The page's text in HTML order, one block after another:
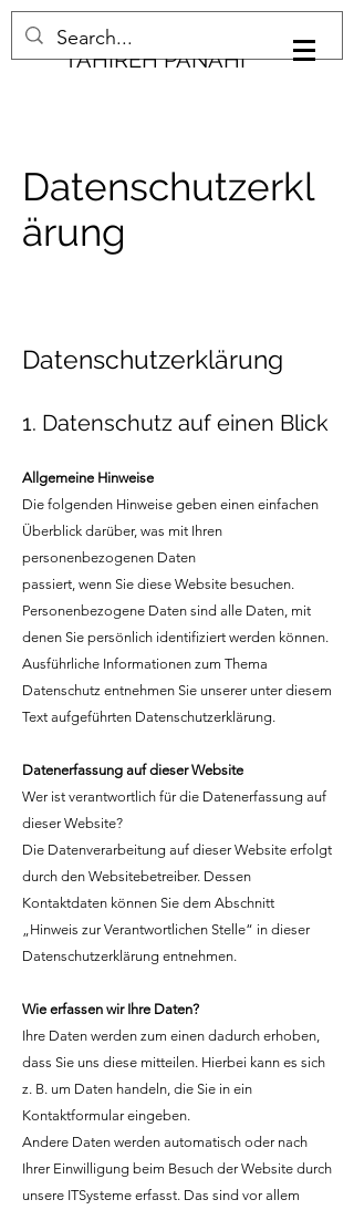
TAHIREH PANAHI
Datenschutzerkl
ärung
Datenschutzerklärung
1. Datenschutz auf einen Blick
Allgemeine Hinweise
Die folgenden Hinweise geben einen einfachen
Überblick darüber, was mit Ihren
personenbezogenen Daten
passiert, wenn Sie diese Website besuchen.
Personenbezogene Daten sind alle Daten, mit
denen Sie persönlich identifiziert werden können.
Ausführliche Informationen zum Thema
Datenschutz entnehmen Sie unserer unter diesem
Text aufgeführten Datenschutzerklärung.
Datenerfassung auf dieser Website
Wer ist verantwortlich für die Datenerfassung auf
dieser Website?
Die Datenverarbeitung auf dieser Website erfolgt
durch den Websitebetreiber. Dessen
Kontaktdaten können Sie dem Abschnitt
„Hinweis zur Verantwortlichen Stelle“ in dieser
Datenschutzerklärung entnehmen.
Wie erfassen wir Ihre Daten?
Ihre Daten werden zum einen dadurch erhoben,
dass Sie uns diese mitteilen. Hierbei kann es sich
z. B. um Daten handeln, die Sie in ein
Kontaktformular eingeben.
Andere Daten werden automatisch oder nach
Ihrer Einwilligung beim Besuch der Website durch
unsere ITSysteme erfasst. Das sind vor allem